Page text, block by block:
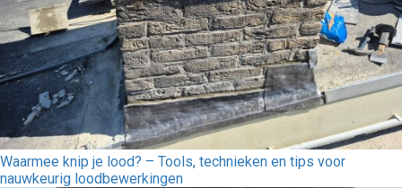
Waarmee knip je lood? – Tools, technieken en tips voor
nauwkeurig loodbewerkingen